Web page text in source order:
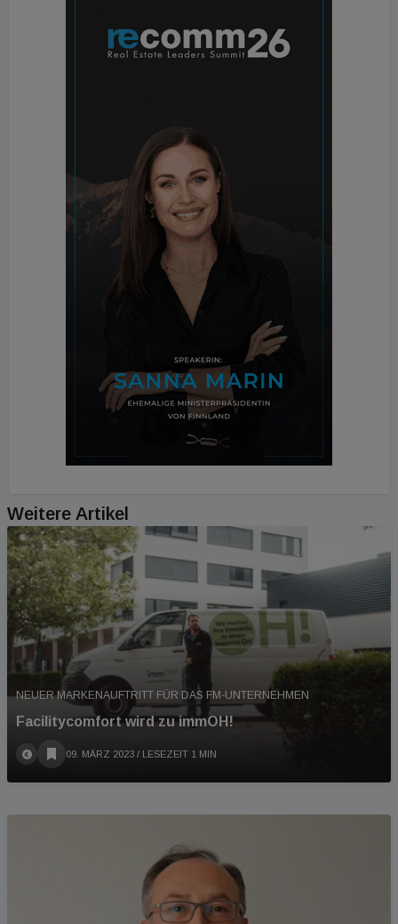
Weitere Artikel
NEUER MARKENAUFTRITT FÜR DAS FM-UNTERNEHMEN
Facilitycomfort wird zu immOH!
09. MÄRZ 2023 / LESEZEIT 1 MIN